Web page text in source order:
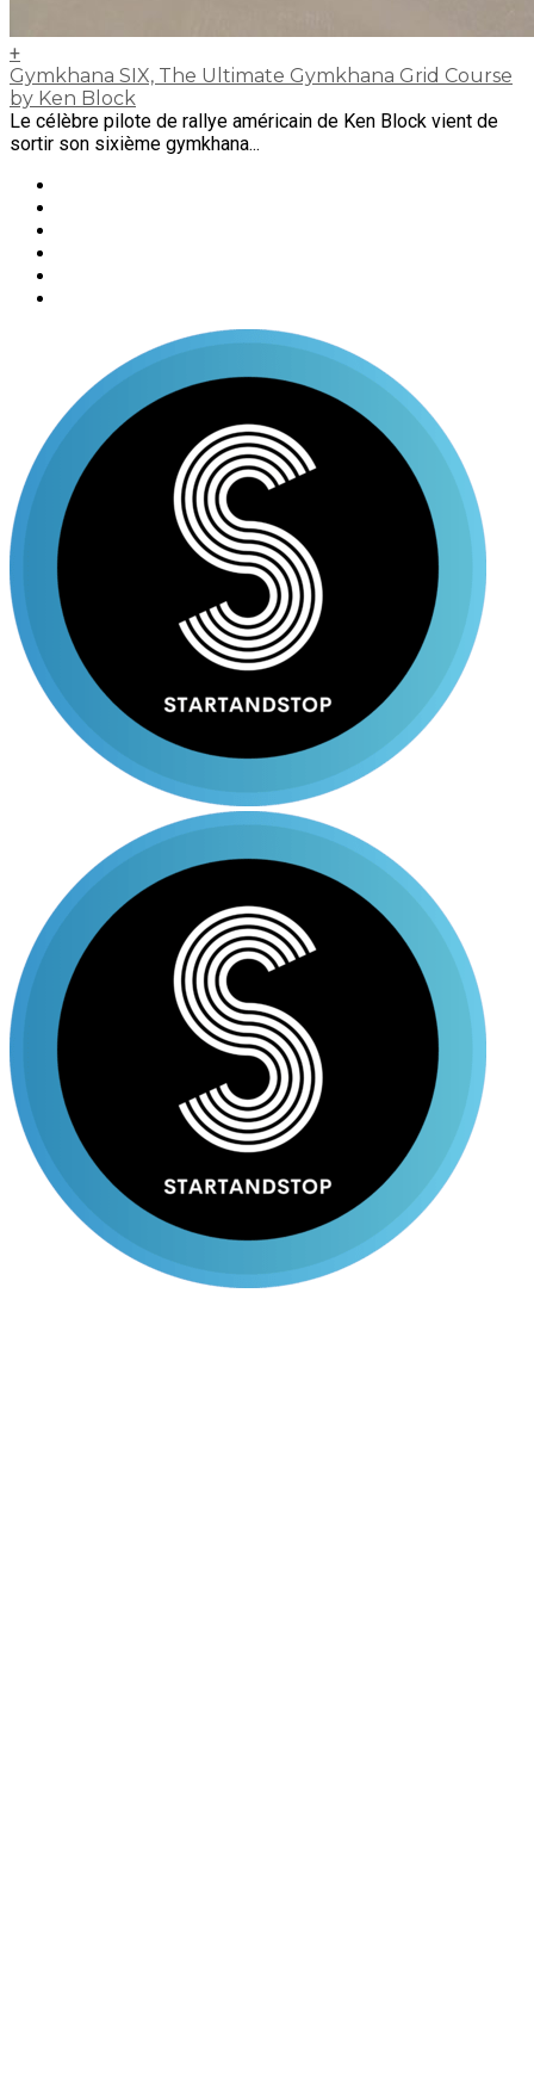
+
Gymkhana SIX, The Ultimate Gymkhana Grid Course
by Ken Block
Le célèbre pilote de rallye américain de Ken Block vient de
sortir son sixième gymkhana...